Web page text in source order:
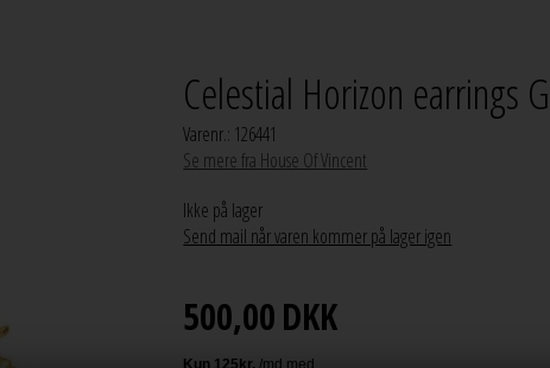
Celestial Horizon earrings
Varenr.: 126441
Se mere fra House Of Vincent
Ikke på lager
Send mail når varen kommer på lager igen
500,00DKK